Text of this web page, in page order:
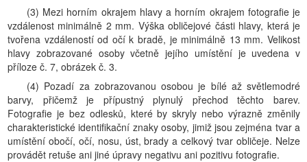
(3) Mezi horním okrajem hlavy a horním okrajem fotografie je
vzdálenost minimálně 2 mm. Výška obličejové části hlavy, která je
tvořena vzdáleností od očí k bradě, je minimálně 13 mm. Velikost
hlavy zobrazované osoby včetně jejího umístění je uvedena v
příloze č. 7, obrázek č. 3.
(4) Pozadí za zobrazovanou osobou je bílé až světlemodré
barvy, přičemž je přípustný plynulý přechod těchto barev.
Fotografie je bez odlesků, které by skryly nebo výrazně změnily
charakteristické identifikační znaky osoby, jimiž jsou zejména tvar a
umístění obočí, očí, nosu, úst, brady a celkový tvar obličeje. Nelze
provádět retuše ani jiné úpravy negativu ani pozitivu fotografie.